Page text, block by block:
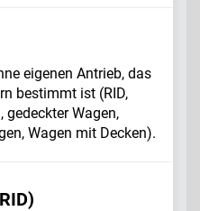
eigenen Antrieb, das
bestimmt ist (RID,
gedeckter Wagen,
Wagen mit Decken).